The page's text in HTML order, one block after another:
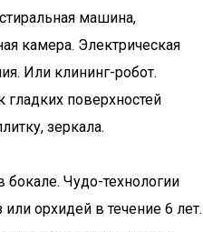
машина,
камера. Электрическая
Или клининг-робот.
поверхностей
зеркала.
Чудо-технологии
орхидей в течение 6 лет.